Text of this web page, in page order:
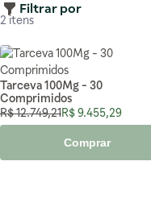
Filtrar por
2 itens
Tarceva 100Mg - 30
Comprimidos
Preço Especial
R$ 9.455,29
Preço Normal
R$ 12.749,21
Comprar